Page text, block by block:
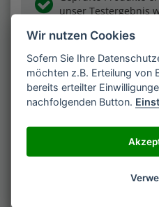
unser Testergebnis
Sie bekommen ein
Wir beantworten
Wir kommunizieren
IHRE
Wir nutzen Cookies
Sofern Sie Ihre
möchten z.B. Erteilung von
bereits erteilter
nachfolgenden Button.